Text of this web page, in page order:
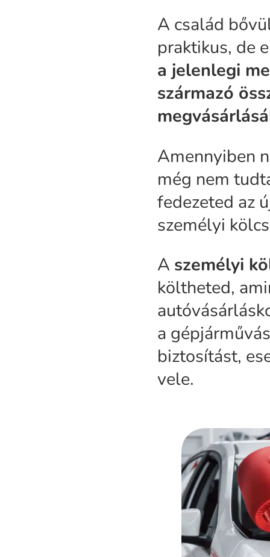
A család
praktikus, de
a jelenlegi
származó
Amennyiben
még nem
fedezeted az
személyi
A személyi
költheted,
a
biztosítást,
vele.